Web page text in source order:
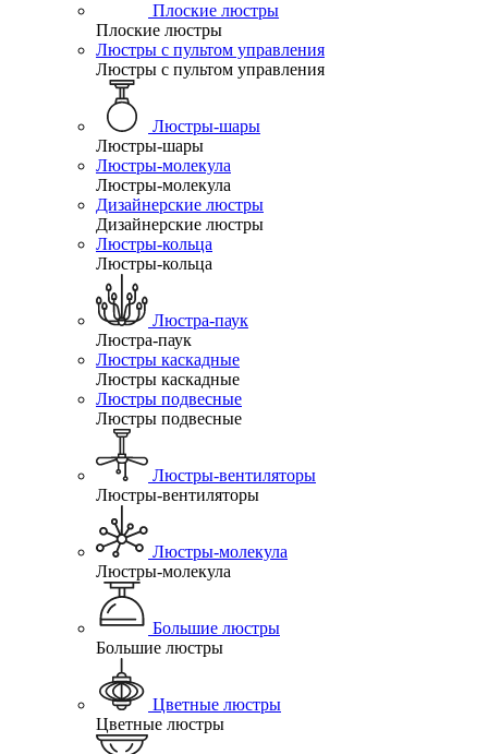
Плоские люстры
Плоские люстры
Люстры с пультом управления
Люстры с пультом управления
Люстры-шары
Люстры-шары
Люстры-молекула
Люстры-молекула
Дизайнерские люстры
Дизайнерские люстры
Люстры-кольца
Люстры-кольца
Люстра-паук
Люстра-паук
Люстры каскадные
Люстры каскадные
Люстры подвесные
Люстры подвесные
Люстры-вентиляторы
Люстры-вентиляторы
Люстры-молекула
Люстры-молекула
Большие люстры
Большие люстры
Цветные люстры
Цветные люстры